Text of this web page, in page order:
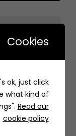
Surround | سراوند
Saudi
Arabia
Cookies
ok, just click
what kind of
Read our
cookie policy